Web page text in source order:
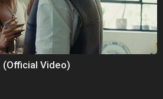
(Official Video)